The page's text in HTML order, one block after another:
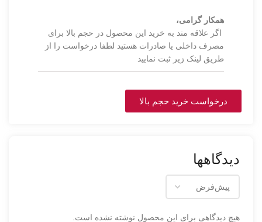
همکار گرامی،
اگر علاقه مند به خرید این محصول در حجم بالا برای
مصرف داخلی یا صادرات هستید لطفا درخواست را از
طریق لینک زیر ثبت نمایید
درخواست خرید حجم بالا
دیدگاهها
هیچ دیدگاهی برای این محصول نوشته نشده است.